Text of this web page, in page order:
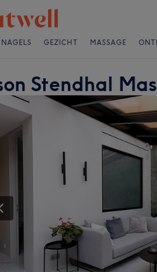
NAGELS GEZICHT MASSAGE
Stendhal